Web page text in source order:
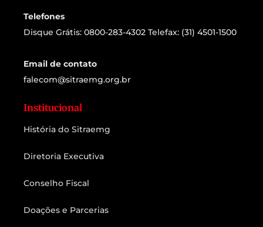
Telefones
Disque Grátis: 0800-283-4302 Telefax: (31) 4501-1500
Email de contato
falecom@sitraemg.org.br
Institucional
História do Sitraemg
Diretoria Executiva
Conselho Fiscal
Doações e Parcerias